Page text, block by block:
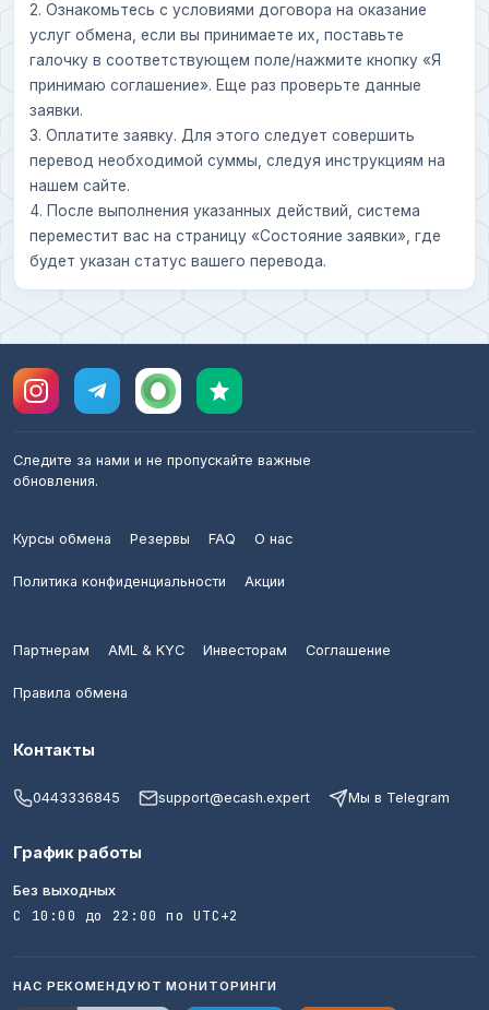
2. Ознакомьтесь с условиями договора на оказание
услуг обмена, если вы принимаете их, поставьте
галочку в соответствующем поле/нажмите кнопку «Я
принимаю соглашение». Еще раз проверьте данные
заявки.
3. Оплатите заявку. Для этого следует совершить
перевод необходимой суммы, следуя инструкциям на
нашем сайте.
4. После выполнения указанных действий, система
переместит вас на страницу «Состояние заявки», где
будет указан статус вашего перевода.
Следите за нами и не пропускайте важные
обновления.
Курсы обмена Резервы FAQ О нас
Политика конфиденциальности Акции
Партнерам AML & KYC Инвесторам Соглашение
Правила обмена
Контакты
0443336845 support@ecash.expert Мы в Telegram
График работы
Без выходных
С 10:00 до 22:00 по UTC+2
НАС РЕКОМЕНДУЮТ МОНИТОРИНГИ